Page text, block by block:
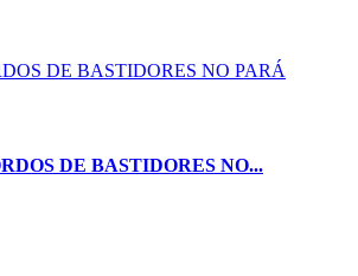
DE BASTIDORES NO...